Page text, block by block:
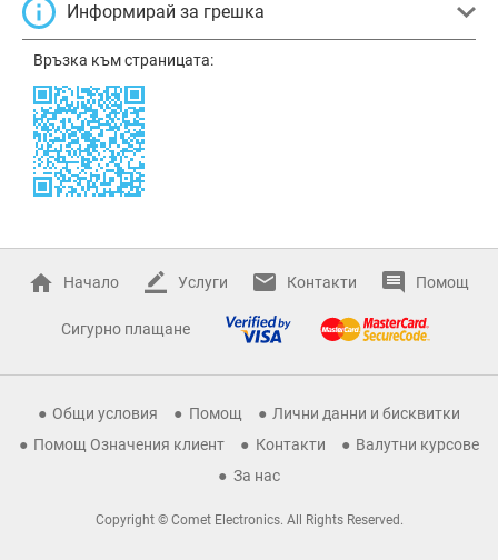
Информирай за грешка
Връзка към страницата:
Начало Услуги Контакти Помощ
Сигурно плащане
Общи условия Помощ
Лични данни и бисквитки
Помощ Означения клиент
Контакти
Валутни курсове
За нас
Copyright © Comet Electronics. All Rights Reserved.